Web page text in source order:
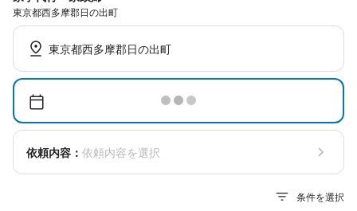
東京都西多摩郡日の出町
東京都西多摩郡日の出町
依頼内容： 依頼内容を選択
条件を選択